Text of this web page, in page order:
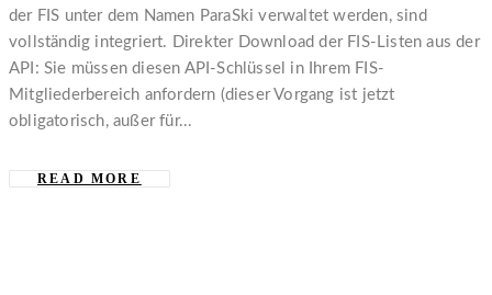
der FIS unter dem Namen ParaSki verwaltet werden, sind
vollständig integriert. Direkter Download der FIS-Listen aus der
API: Sie müssen diesen API-Schlüssel in Ihrem FIS-
Mitgliederbereich anfordern (dieser Vorgang ist jetzt
obligatorisch, außer für...
READ MORE